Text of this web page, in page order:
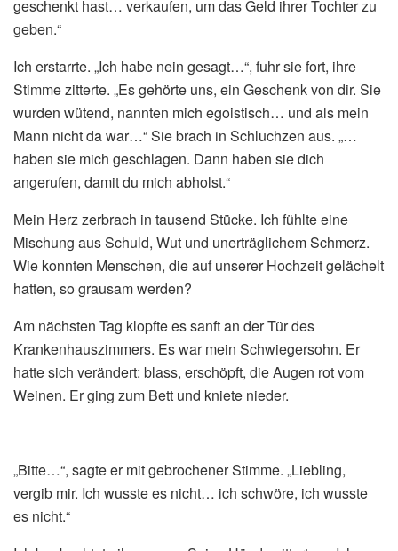
geschenkt hast… verkaufen, um das Geld ihrer Tochter zu
geben.“
Ich erstarrte. „Ich habe nein gesagt…“, fuhr sie fort, ihre
Stimme zitterte. „Es gehörte uns, ein Geschenk von dir. Sie
wurden wütend, nannten mich egoistisch… und als mein
Mann nicht da war…“ Sie brach in Schluchzen aus. „…
haben sie mich geschlagen. Dann haben sie dich
angerufen, damit du mich abholst.“
Mein Herz zerbrach in tausend Stücke. Ich fühlte eine
Mischung aus Schuld, Wut und unerträglichem Schmerz.
Wie konnten Menschen, die auf unserer Hochzeit gelächelt
hatten, so grausam werden?
Am nächsten Tag klopfte es sanft an der Tür des
Krankenhauszimmers. Es war mein Schwiegersohn. Er
hatte sich verändert: blass, erschöpft, die Augen rot vom
Weinen. Er ging zum Bett und kniete nieder.
„Bitte…“, sagte er mit gebrochener Stimme. „Liebling,
vergib mir. Ich wusste es nicht… ich schwöre, ich wusste
es nicht.“